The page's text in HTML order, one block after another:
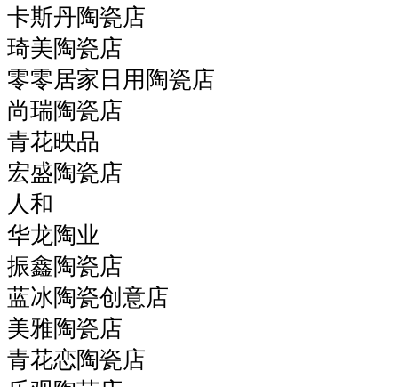
卡斯丹陶瓷店
琦美陶瓷店
零零居家日用陶瓷店
尚瑞陶瓷店
青花映品
宏盛陶瓷店
人和
华龙陶业
振鑫陶瓷店
蓝冰陶瓷创意店
美雅陶瓷店
青花恋陶瓷店